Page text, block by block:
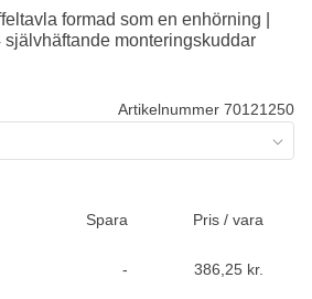
Artikelnummer 70121250
Spara Pris / vara
- 386,25 kr.
formad som en enhörning |
monteringskuddar